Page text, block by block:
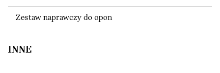
Zestaw naprawczy do opon
INNE